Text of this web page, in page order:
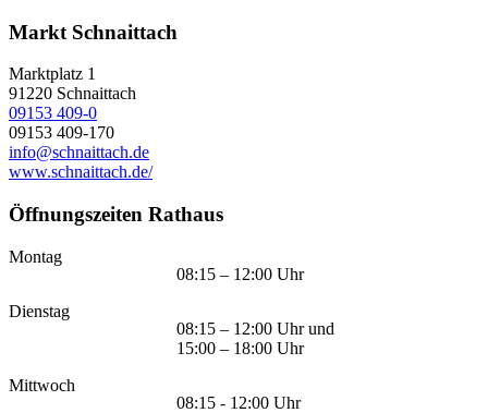
Markt Schnaittach
Marktplatz 1
91220 Schnaittach
09153 409-0
09153 409-170
info@schnaittach.de
www.schnaittach.de/
Öffnungszeiten Rathaus
Montag
08:15 – 12:00 Uhr
Dienstag
08:15 – 12:00 Uhr und
15:00 – 18:00 Uhr
Mittwoch
08:15 - 12:00 Uhr